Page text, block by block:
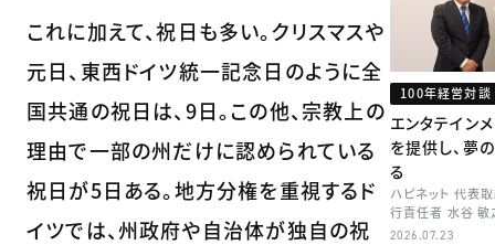
これに加えて、祝日も多い。クリスマスや
元日、東西ドイツ統一記念日のように全
国共通の祝日は、9日。この他、宗教上の
理由で一部の州だけに認められている
祝日が5日ある。地方分権を重視するド
イツでは、州政府や自治体が独自の祝
100年経営対談
エンタテイン
を提供し、夢
る
ハピネット 代表
行責任者 水谷 敏
2026.07.23